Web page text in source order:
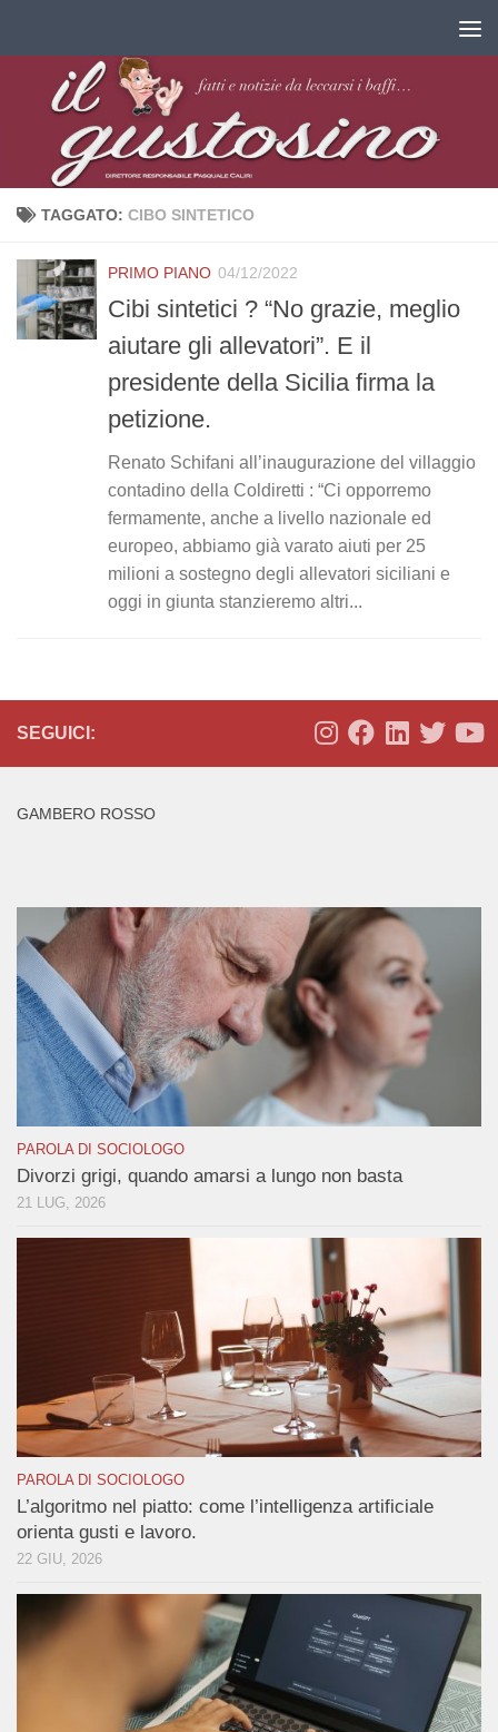
TAGGATO: CIBO SINTETICO
PRIMO PIANO 04/12/2022
Cibi sintetici ? “No grazie, meglio
aiutare gli allevatori”. E il
presidente della Sicilia firma la
petizione.
Renato Schifani all’inaugurazione del villaggio
contadino della Coldiretti : “Ci opporremo
fermamente, anche a livello nazionale ed
europeo, abbiamo già varato aiuti per 25
milioni a sostegno degli allevatori siciliani e
oggi in giunta stanzieremo altri...
SEGUICI:
GAMBERO ROSSO
PAROLA DI SOCIOLOGO
Divorzi grigi, quando amarsi a lungo non basta
21 LUG, 2026
PAROLA DI SOCIOLOGO
L’algoritmo nel piatto: come l’intelligenza artificiale
orienta gusti e lavoro.
22 GIU, 2026